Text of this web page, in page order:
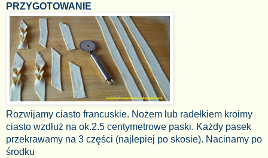
PRZYGOTOWANIE
Rozwijamy ciasto francuskie. Nożem lub radełkiem kroimy
ciasto wzdłuż na ok.2.5 centymetrowe paski. Każdy pasek
przekrawamy na 3 części (najlepiej po skosie). Nacinamy po
środku